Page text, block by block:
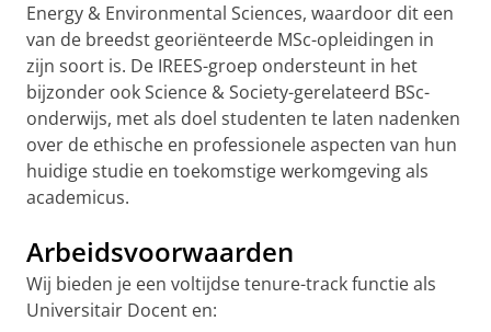
Energy & Environmental Sciences, waardoor dit een
van de breedst georiënteerde MSc-opleidingen in
zijn soort is. De IREES-groep ondersteunt in het
bijzonder ook Science & Society-gerelateerd BSc-
onderwijs, met als doel studenten te laten nadenken
over de ethische en professionele aspecten van hun
huidige studie en toekomstige werkomgeving als
academicus.
Arbeidsvoorwaarden
Wij bieden je een voltijdse tenure-track functie als
Universitair Docent en: